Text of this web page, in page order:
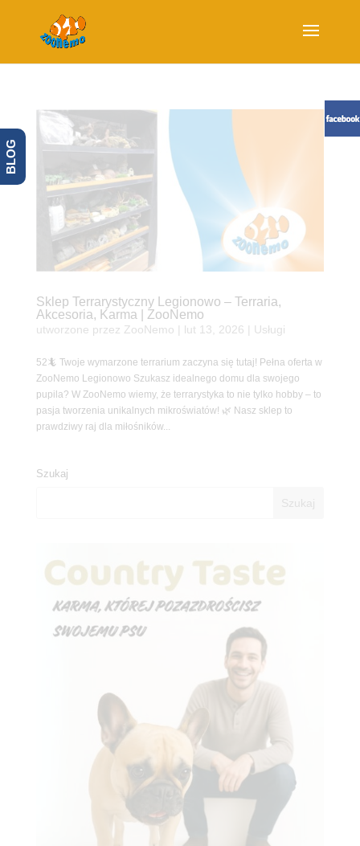
Sklep Terrarystyczny Legionowo – Terraria,
Akcesoria, Karma | ZooNemo
utworzone przez ZooNemo lut 13, 2026 Usługi
52🦎 Twoje wymarzone terrarium zaczyna się tutaj! Pełna oferta w
ZooNemo Legionowo Szukasz idealnego domu dla swojego
pupila? W ZooNemo wiemy, że terrarystyka to nie tylko hobby – to
pasja tworzenia unikalnych mikroświatów! 🌿 Nasz sklep to
prawdziwy raj dla miłośników...
Szukaj
BLOG